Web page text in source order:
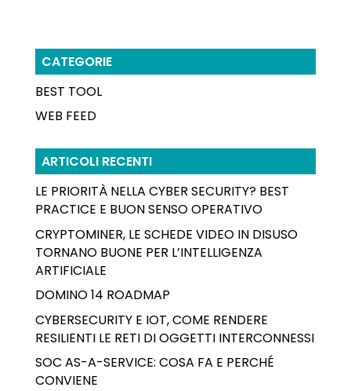
CATEGORIE
BEST TOOL
WEB FEED
ARTICOLI RECENTI
LE PRIORITÀ NELLA CYBER SECURITY? BEST
PRACTICE E BUON SENSO OPERATIVO
CRYPTOMINER, LE SCHEDE VIDEO IN DISUSO
TORNANO BUONE PER L’INTELLIGENZA
ARTIFICIALE
DOMINO 14 ROADMAP
CYBERSECURITY E IOT, COME RENDERE
RESILIENTI LE RETI DI OGGETTI INTERCONNESSI
SOC AS-A-SERVICE: COSA FA E PERCHÉ
CONVIENE